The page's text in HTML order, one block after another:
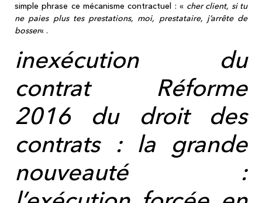
simple phrase ce mécanisme contractuel : « cher client, si tu
ne paies plus tes prestations, moi, prestataire, j’arrête de
bosser« .
inexécution du
contrat Réforme
2016 du droit des
contrats : la grande
nouveauté :